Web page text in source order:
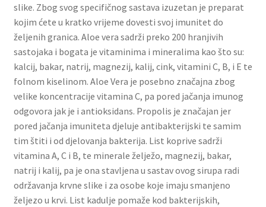
slike. Zbog svog specifičnog sastava izuzetan je preparat
kojim ćete u kratko vrijeme dovesti svoj imunitet do
željenih granica. Aloe vera sadrži preko 200 hranjivih
sastojaka i bogata je vitaminima i mineralima kao što su:
kalcij, bakar, natrij, magnezij, kalij, cink, vitamini C, B, i E te
folnom kiselinom. Aloe Vera je posebno značajna zbog
velike koncentracije vitamina C, pa pored jačanja imunog
odgovora jak je i antioksidans. Propolis je značajan jer
pored jačanja imuniteta djeluje antibakterijski te samim
tim štiti i od djelovanja bakterija. List koprive sadrži
vitamina A, C i B, te minerale želježo, magnezij, bakar,
natrij i kalij, pa je ona stavljena u sastav ovog sirupa radi
održavanja krvne slike i za osobe koje imaju smanjeno
željezo u krvi. List kadulje pomaže kod bakterijskih,